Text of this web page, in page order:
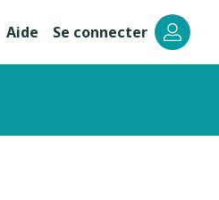
Menu
right
Aide Se connecter